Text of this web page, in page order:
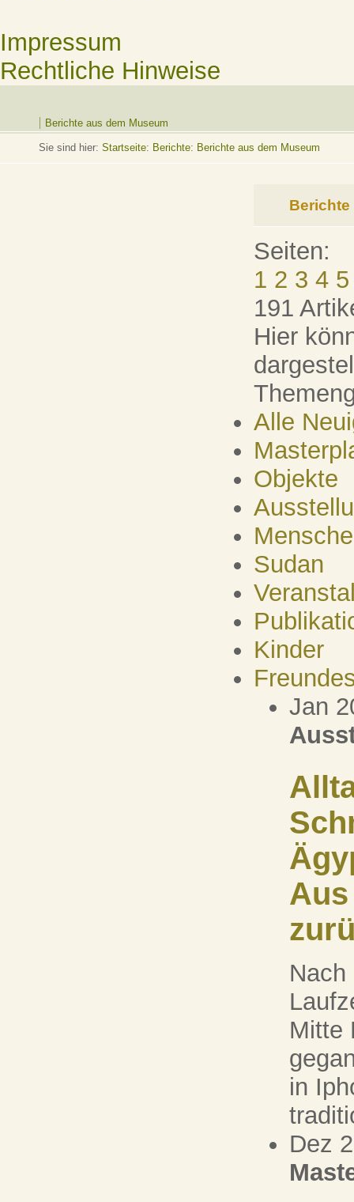
Impressum
Rechtliche Hinweise
Berichte aus dem Museum
Sie sind hier: Startseite: Berichte: Berichte aus dem Museum
Seiten:
1 2 3 4 5
191
Hier
Alle
Objekte
Sudan
Kinder
Jan
Nach
Mitte
in
Dez